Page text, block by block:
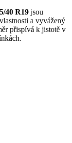
40 R19 jsou
a vyvážený
přispívá k jistotě v